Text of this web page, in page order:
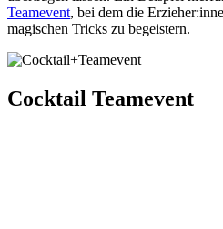
Teamevent, bei dem die
magischen Tricks zu begeistern.
Cocktail Teamevent